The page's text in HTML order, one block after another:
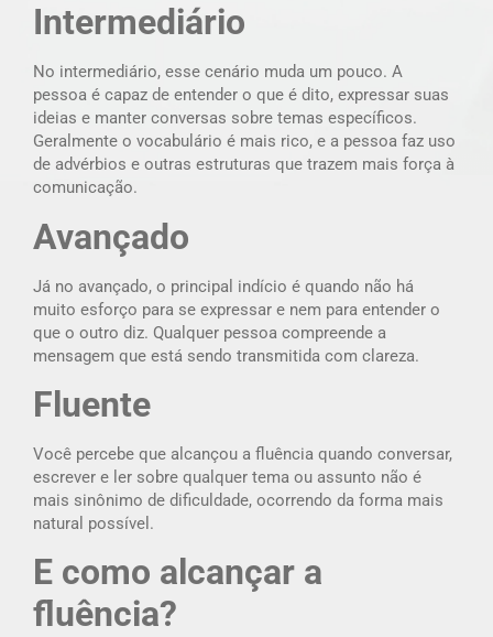
Intermediário
No intermediário, esse cenário muda um pouco. A
pessoa é capaz de entender o que é dito, expressar suas
ideias e manter conversas sobre temas específicos.
Geralmente o vocabulário é mais rico, e a pessoa faz uso
de advérbios e outras estruturas que trazem mais força à
comunicação.
Avançado
Já no avançado, o principal indício é quando não há
muito esforço para se expressar e nem para entender o
que o outro diz. Qualquer pessoa compreende a
mensagem que está sendo transmitida com clareza.
Fluente
Você percebe que alcançou a fluência quando conversar,
escrever e ler sobre qualquer tema ou assunto não é
mais sinônimo de dificuldade, ocorrendo da forma mais
natural possível.
E como alcançar a
fluência?